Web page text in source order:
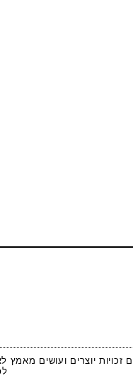
זכויות יוצרים ועושים